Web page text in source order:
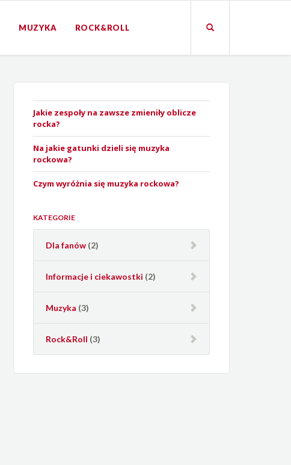
MUZYKA ROCK&ROLL
Jakie zespoły na zawsze zmieniły oblicze
rocka?
Na jakie gatunki dzieli się muzyka
rockowa?
Czym wyróżnia się muzyka rockowa?
KATEGORIE
Dla fanów (2)
Informacje i ciekawostki (2)
Muzyka (3)
Rock&Roll (3)